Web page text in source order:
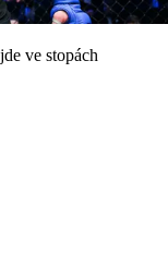
ve stopách